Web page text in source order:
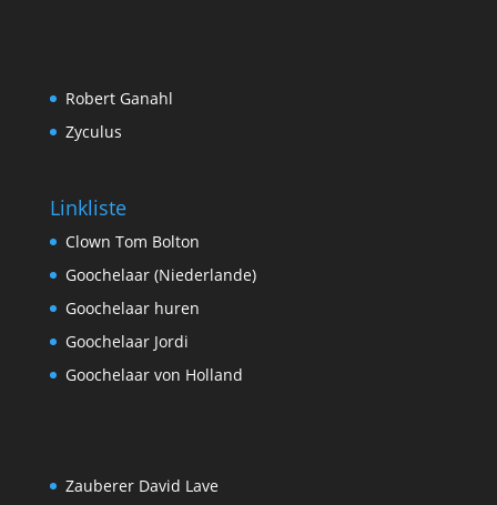
Robert Ganahl
Zyculus
Linkliste
Clown Tom Bolton
Goochelaar (Niederlande)
Goochelaar huren
Goochelaar Jordi
Goochelaar von Holland
Zauberer David Lave